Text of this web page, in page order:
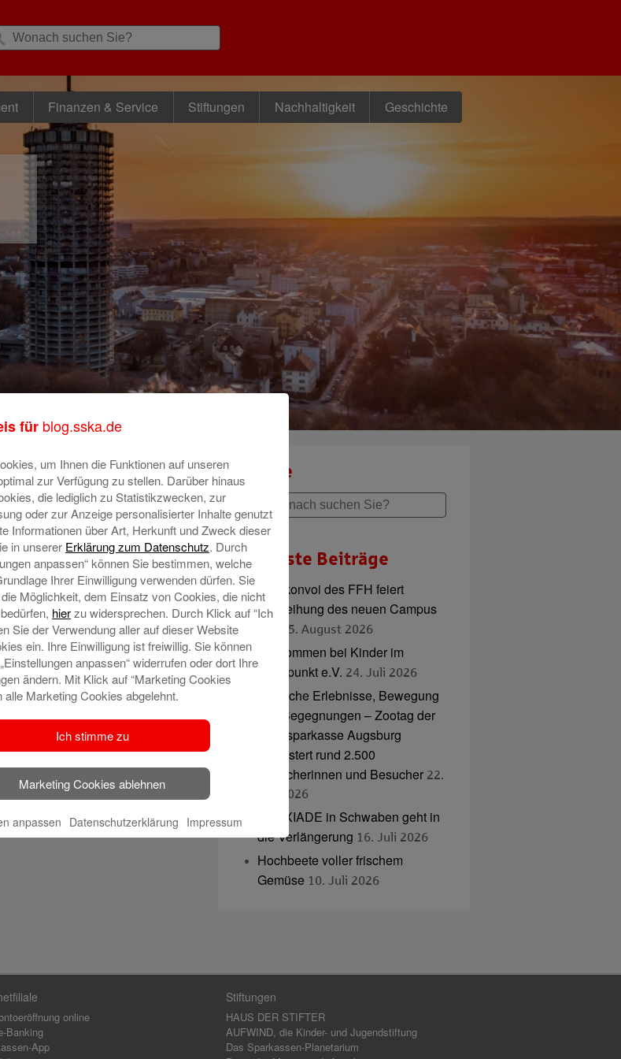
Finanzen & Service Stiftungen Nachhaltigkeit Geschichte
viele Gründe, die für die
einer Stiftung sprechen. Mit
Vermögen gezielt und
Gutes tun, lag einem Herrn
besonders am Herzen.
Suche
Neueste Beiträge
Radlkonvoi des FFH feiert
Einweihung des neuen Campus
5. August 2026
Willkommen bei Kinder im
Mittelpunkt e.V. 24. Juli 2026
Tierische Erlebnisse, Bewegung
und Begegnungen – Zootag der
Stadtsparkasse Augsburg
begeistert rund 2.500
Besucherinnen und Besucher 22.
Juli 2026
KNAXIADE in Schwaben geht in
die Verlängerung 16. Juli 2026
Hochbeete voller frischem
Gemüse 10. Juli 2026
online
Banking
App
Stiftungen
HAUS DER STIFTER
AUFWIND, die Kinder- und Jugendstiftung
Das Sparkassen-Planetarium
für blog.sska.de
um Ihnen die Funktionen auf unseren
zur Verfügung zu stellen. Darüber hinaus
die lediglich zu Statistikzwecken, zur
oder zur Anzeige personalisierter Inhalte genutzt
Informationen über Art, Herkunft und Zweck dieser
in unserer Erklärung zum Datenschutz. Durch
anpassen“ können Sie bestimmen, welche
Ihrer Einwilligung verwenden dürfen. Sie
Möglichkeit, dem Einsatz von Cookies, die nicht
hierzu widersprechen. Durch Klick auf “Ich
Sie der Verwendung aller auf dieser Website
ein. Ihre Einwilligung ist freiwillig. Sie können
anpassen“ widerrufen oder dort Ihre
ändern. Mit Klick auf “Marketing Cookies
alle Marketing Cookies abgelehnt.
Ich stimme zu
Marketing Cookies ablehnen
anpassen Datenschutzerklärung Impressum